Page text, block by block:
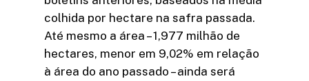
colhida por hectare na safra passada.
Até mesmo a área – 1,977 milhão de
hectares, menor em 9,02% em relação
à área do ano passado – ainda será